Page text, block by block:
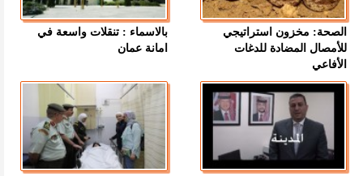
الصحة: مخزون استراتيجي
للأمصال المضادة للدغات
الأفاعي
بالاسماء : تنقلات واسعة في
امانة عمان